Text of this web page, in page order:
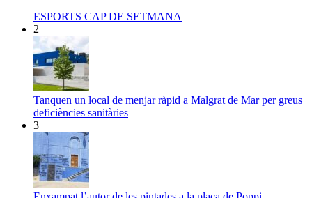
ESPORTS CAP DE SETMANA
2
Tanquen un local de menjar ràpid a Malgrat de Mar per greus
deficiències sanitàries
3